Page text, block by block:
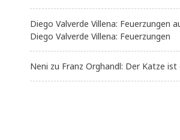
Diego Valverde Villena: Feuerzungen
Diego Valverde Villena: Feuerzungen
Neni zu Franz Orghandl: Der Katze ist